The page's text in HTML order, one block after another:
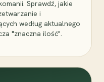
Sprawdź, jakie
i
według aktualnego
"znaczna ilość".